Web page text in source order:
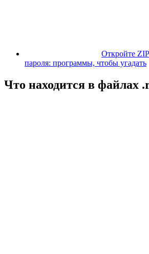
Откройте
пароля: программы, чтобы угадать
Что находится в файлах